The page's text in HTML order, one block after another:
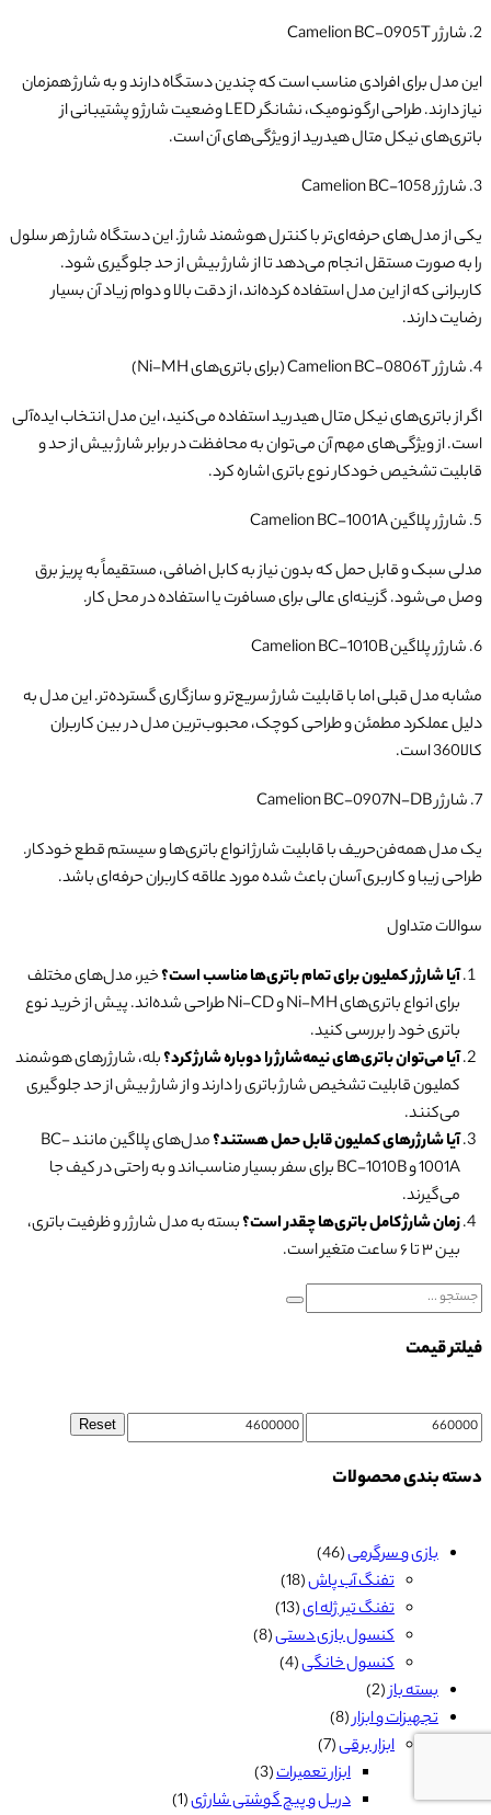
2. شارژر Camelion BC-0905T
این مدل برای افرادی مناسب است که چندین دستگاه دارند و به شارژ همزمان
نیاز دارند. طراحی ارگونومیک، نشانگر LED وضعیت شارژ و پشتیبانی از
باتری‌های نیکل متال هیدرید از ویژگی‌های آن است.
3. شارژر Camelion BC-1058
یکی از مدل‌های حرفه‌ای‌تر با کنترل هوشمند شارژ. این دستگاه شارژ هر سلول
را به صورت مستقل انجام می‌دهد تا از شارژ بیش از حد جلوگیری شود.
کاربرانی که از این مدل استفاده کرده‌اند، از دقت بالا و دوام زیاد آن بسیار
رضایت دارند.
4. شارژر Camelion BC-0806T (برای باتری‌های Ni-MH)
اگر از باتری‌های نیکل متال هیدرید استفاده می‌کنید، این مدل انتخاب ایده‌آلی
است. از ویژگی‌های مهم آن می‌توان به محافظت در برابر شارژ بیش از حد و
قابلیت تشخیص خودکار نوع باتری اشاره کرد.
5. شارژر پلاگین Camelion BC-1001A
مدلی سبک و قابل حمل که بدون نیاز به کابل اضافی، مستقیماً به پریز برق
وصل می‌شود. گزینه‌ای عالی برای مسافرت یا استفاده در محل کار.
6. شارژر پلاگین Camelion BC-1010B
مشابه مدل قبلی اما با قابلیت شارژ سریع‌تر و سازگاری گسترده‌تر. این مدل به
دلیل عملکرد مطمئن و طراحی کوچک، محبوب‌ترین مدل در بین کاربران
کالا360 است.
7. شارژر Camelion BC-0907N-DB
یک مدل همه‌فن‌حریف با قابلیت شارژ انواع باتری‌ها و سیستم قطع خودکار.
طراحی زیبا و کاربری آسان باعث شده مورد علاقه کاربران حرفه‌ای باشد.
سوالات متداول
آیا شارژر کملیون برای تمام باتری‌ها مناسب است؟خیر، مدل‌های مختلف
برای انواع باتری‌های Ni-MH و Ni-CD طراحی شده‌اند. پیش از خرید نوع
باتری خود را بررسی کنید.
آیا می‌توان باتری‌های نیمه‌شارژ را دوباره شارژ کرد؟بله، شارژرهای هوشمند
کملیون قابلیت تشخیص شارژ باتری را دارند و از شارژ بیش از حد جلوگیری
می‌کنند.
آیا شارژرهای کملیون قابل حمل هستند؟
مدل‌های پلاگین مانند BC-
1001A و BC-1010B برای سفر بسیار مناسب‌اند و به راحتی در کیف جا
می‌گیرند.
زمان شارژ کامل باتری‌ها چقدر است؟بسته به مدل شارژر و ظرفیت باتری،
بین ۳ تا ۶ ساعت متغیر است.
Search
فیلتر قیمت
Min
Max
Reset
دسته بندی محصولات
بازی و سرگرمی(46)
تفنگ آب پاش(18)
تفنگ تیر ژله ای(13)
کنسول بازی دستی(8)
کنسول خانگی(4)
بسته باز(2)
تجهیزات و ابزار(8)
ابزار برقی(7)
ابزار تعمیرات(3)
دریل و پیچ گوشتی شارژی(1)